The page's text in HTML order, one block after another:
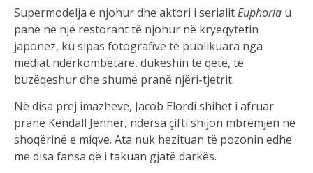
Supermodelja e njohur dhe aktori i serialitEuphoria u
panë në një restorant të njohur në kryeqytetin
japonez, ku sipas fotografive të publikuara nga
mediat ndërkombëtare, dukeshin të qetë, të
buzëqeshur dhe shumë pranë njëri-tjetrit.
Në disa prej imazheve, Jacob Elordi shihet i afruar
pranë Kendall Jenner, ndërsa çifti shijon mbrëmjen në
shoqërinë e miqve. Ata nuk hezituan të pozonin edhe
me disa fansa që i takuan gjatë darkës.